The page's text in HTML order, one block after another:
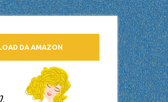
DA AMAZON